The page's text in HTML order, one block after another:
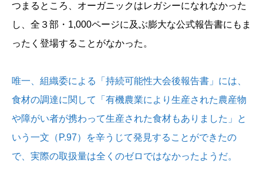
つまるところ、オーガニックはレガシーになれなかった
し、全３部・1,000ページに及ぶ膨大な公式報告書にもま
ったく登場することがなかった。
唯一、組織委による「持続可能性大会後報告書」には、
食材の調達に関して「有機農業により生産された農産物
や障がい者が携わって生産された食材もありました」と
いう一文（P.97）を辛うじて発見することができたの
で、実際の取扱量は全くのゼロではなかったようだ。